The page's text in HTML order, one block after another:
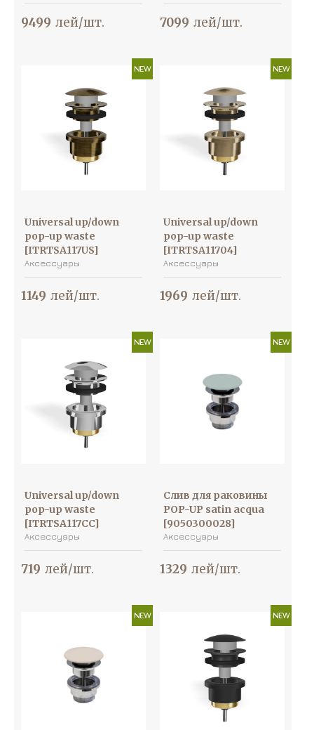
9499 лей/шт. 7099 лей/шт.
NEW
Universal up/down
pop-up waste
[ITRTSA117US]
Аксессуары
1149 лей/шт.
NEW
Universal up/down
pop-up waste
[ITRTSA11704]
Аксессуары
1969 лей/шт.
NEW
Universal up/down
pop-up waste
[ITRTSA117CC]
Аксессуары
719 лей/шт.
NEW
Слив для раковины
POP-UP satin acqua
[9050300028]
Аксессуары
1329 лей/шт.
NEW NEW